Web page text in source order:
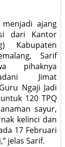
ajang
dari Kantor
Kabupaten
Sarif
pihaknya
Jimat
Ngaji Jadi
120 TPQ
sayur,
kelinci dan
17 Februari
jelas Sarif.